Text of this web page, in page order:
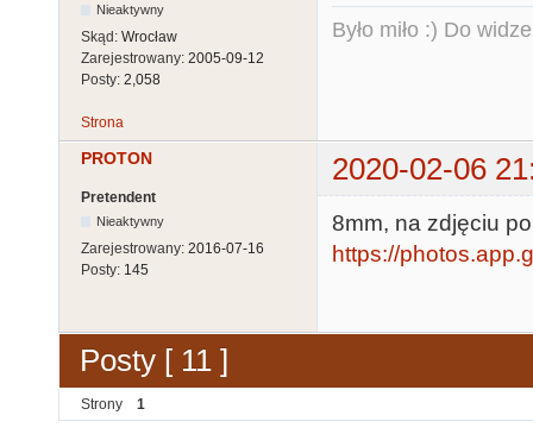
Nieaktywny
Skąd: Wrocław
Zarejestrowany: 2005-09-12
Posty: 2,058
Było miło :) Do
Strona
PROTON 2020-02-06
Pretendent
Nieaktywny
Zarejestrowany: 2016-07-16
Posty: 145
8mm, na zdjęciu
https://
Posty [ 11 ]
Strony 1